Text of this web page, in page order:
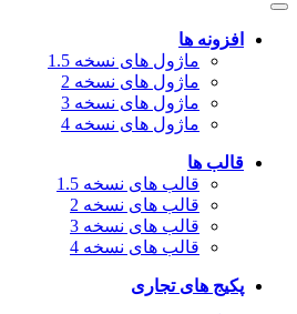
افزونه ها
ماژول های نسخه 1.5
ماژول های نسخه 2
ماژول های نسخه 3
ماژول های نسخه 4
قالب ها
قالب های نسخه 1.5
قالب های نسخه 2
قالب های نسخه 3
قالب های نسخه 4
پکیج های تجاری